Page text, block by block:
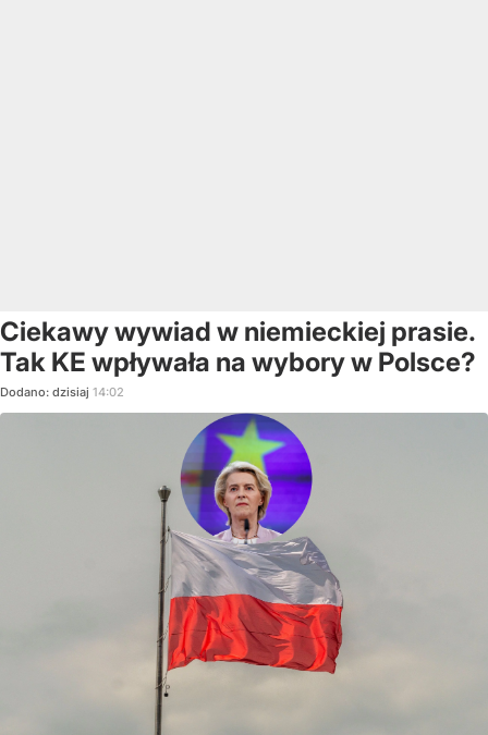
Ciekawy wywiad w niemieckiej prasie.
Tak KE wpływała na wybory w Polsce?
Dodano: dzisiaj 14:02